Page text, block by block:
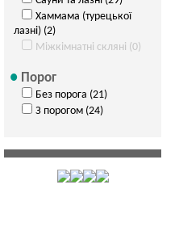
Хаммама (турецької
лазні) (2)
Міжкімнатні скляні (0)
Порог
Без порога (21)
З порогом (24)